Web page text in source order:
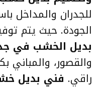
للجدران والمداخل
الجودة. حيث يتم
بديل الخشب في
والقصور، والمباني
راقي. فني بديل